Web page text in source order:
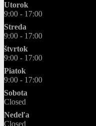
Utorok
9:00 - 17:00
Streda
9:00 - 17:00
štvrtok
9:00 - 17:00
Piatok
9:00 - 17:00
Sobota
Closed
Nedeľa
Closed